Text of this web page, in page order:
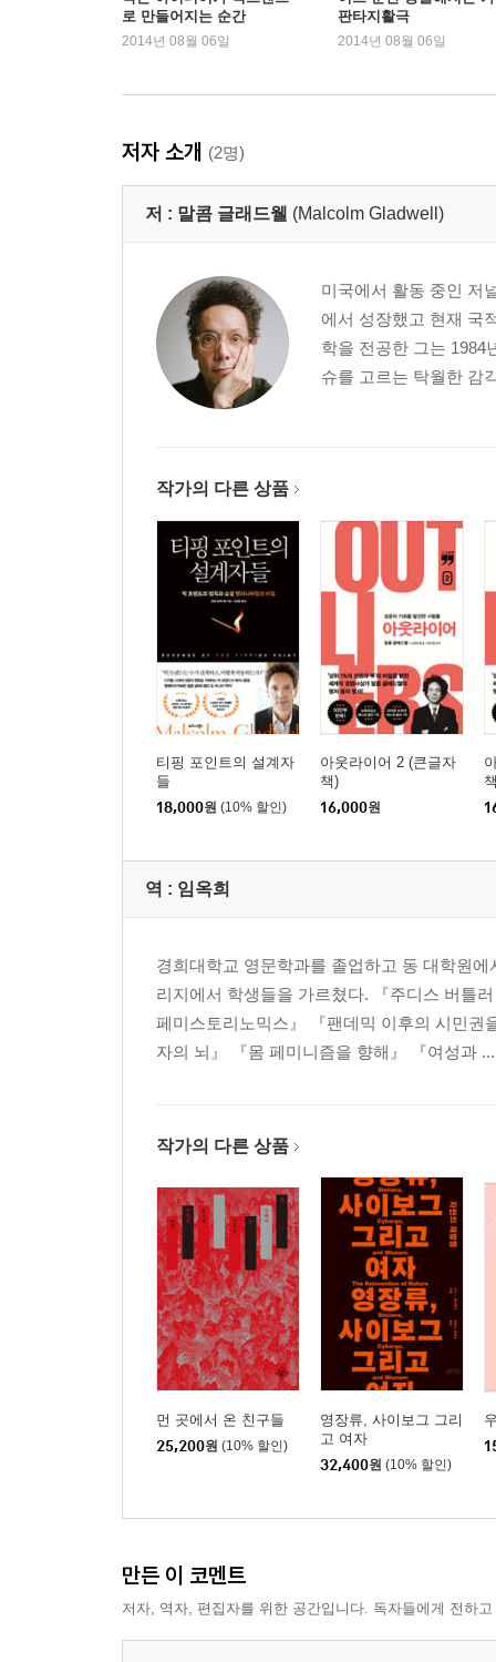
로 만들어지는 순간
2014년 08월 06일
판타지활극
2014년 08월 06일
저자 소개 (2명)
저 : 말콤 글래드웰 (Malcolm Gladwell)
미국에서 활동 중인 저
에서 성장했고 현재 국
학을 전공한 그는 1984
슈를 고르는 탁월한 감
작가의 다른 상품
티핑 포인트의 설계자
들
18,000원 (10% 할인)
아웃라이어 2 (큰글자
책)
16,000원
역 : 임옥희
경희대학교 영문학과를 졸업하고 동 대학원
리지에서 학생들을 가르쳤다. 『주디스 버틀
페미스토리노믹스』 『팬데믹 이후의 시민권
자의 뇌』 『몸 페미니즘을 향해』 『여성과 ...
작가의 다른 상품
먼 곳에서 온 친구들
25,200원 (10% 할인)
영장류, 사이보그 그리
고 여자
32,400원 (10% 할인)
만든 이 코멘트
저자, 역자, 편집자를 위한 공간입니다. 독자들에게 전하